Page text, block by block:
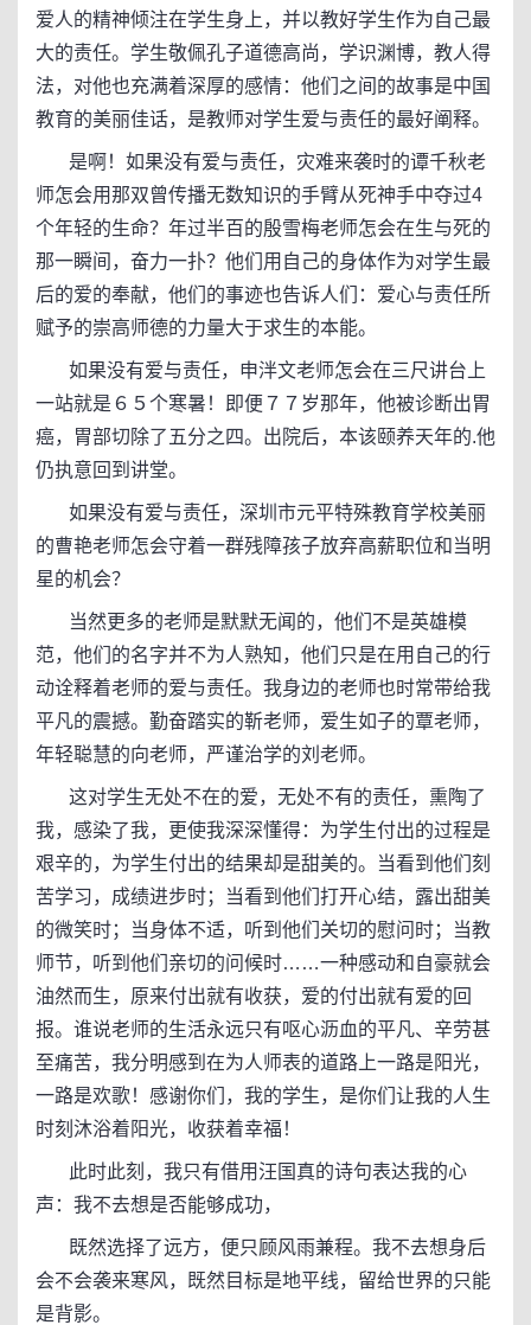
爱人的精神倾注在学生身上，并以教好学生作为自己最
大的责任。学生敬佩孔子道德高尚，学识渊博，教人得
法，对他也充满着深厚的感情：他们之间的故事是中国
教育的美丽佳话，是教师对学生爱与责任的最好阐释。
是啊！如果没有爱与责任，灾难来袭时的谭千秋老
师怎会用那双曾传播无数知识的手臂从死神手中夺过4
个年轻的生命？年过半百的殷雪梅老师怎会在生与死的
那一瞬间，奋力一扑？他们用自己的身体作为对学生最
后的爱的奉献，他们的事迹也告诉人们：爱心与责任所
赋予的崇高师德的力量大于求生的本能。
如果没有爱与责任，申泮文老师怎会在三尺讲台上
一站就是６５个寒暑！即便７７岁那年，他被诊断出胃
癌，胃部切除了五分之四。出院后，本该颐养天年的.他
仍执意回到讲堂。
如果没有爱与责任，深圳市元平特殊教育学校美丽
的曹艳老师怎会守着一群残障孩子放弃高薪职位和当明
星的机会？
当然更多的老师是默默无闻的，他们不是英雄模
范，他们的名字并不为人熟知，他们只是在用自己的行
动诠释着老师的爱与责任。我身边的老师也时常带给我
平凡的震撼。勤奋踏实的靳老师，爱生如子的覃老师，
年轻聪慧的向老师，严谨治学的刘老师。
这对学生无处不在的爱，无处不有的责任，熏陶了
我，感染了我，更使我深深懂得：为学生付出的过程是
艰辛的，为学生付出的结果却是甜美的。当看到他们刻
苦学习，成绩进步时；当看到他们打开心结，露出甜美
的微笑时；当身体不适，听到他们关切的慰问时；当教
师节，听到他们亲切的问候时……一种感动和自豪就会
油然而生，原来付出就有收获，爱的付出就有爱的回
报。谁说老师的生活永远只有呕心沥血的平凡、辛劳甚
至痛苦，我分明感到在为人师表的道路上一路是阳光，
一路是欢歌！感谢你们，我的学生，是你们让我的人生
时刻沐浴着阳光，收获着幸福！
此时此刻，我只有借用汪国真的诗句表达我的心
声：我不去想是否能够成功，
既然选择了远方，便只顾风雨兼程。我不去想身后
会不会袭来寒风，既然目标是地平线，留给世界的只能
是背影。